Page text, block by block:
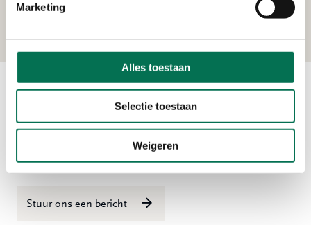
Marketing
Alles toestaan
Selectie toestaan
Weigeren
Lageweg 4, 3299 AL Maasdam
Ma t/m vr 08:00 tot 16:30 uur
078 - 770 85 85
Stuur ons een bericht